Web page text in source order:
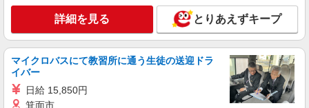
静岡県浜松市中央区／最寄駅：助信駅、浜松
駅 【旧中区】 ≪車通勤可≫ ●敷地内に無料P
あり
キープ 詳細を見る
派遣社員
パーソルテンプスタッフ株式会社 静岡コーディネートセンター（浜
詳細を見る とりあえずキープ
マイクロバスにて教習所に通う生徒の送迎ドラ
イバー
日給 15,850円
箕面市